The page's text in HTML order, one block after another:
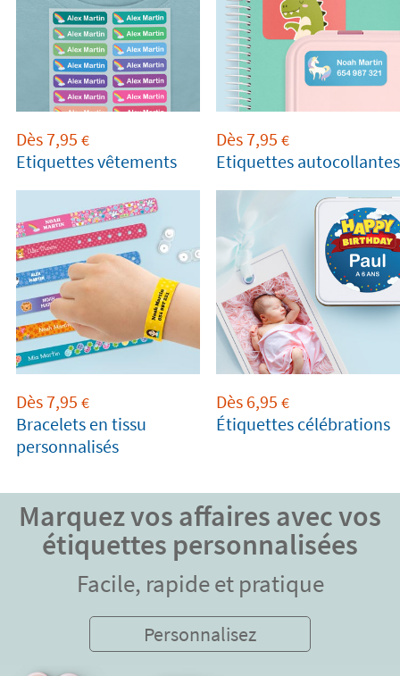
Dès7,95 €
Etiquettes vêtements
Dès7,95 €
Etiquettes autocollantes
Dès7,95 €
Bracelets en tissu
personnalisés
Dès 6,95 €
Étiquettes célébrations
Marquez vos affaires avec vos
étiquettes personnalisées
Facile, rapide et pratique
Personnalisez